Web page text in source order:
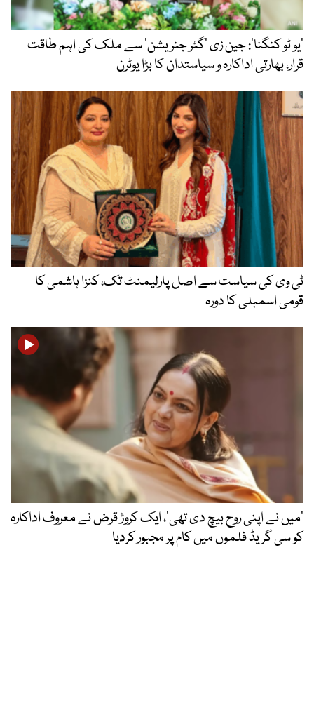
’یو ٹو کنگنا‘: جین زی ’گٹر جنریشن‘ سے ملک کی اہم طاقت
قرار، بھارتی اداکارہ و سیاستدان کا بڑا یوٹرن
ٹی وی کی سیاست سے اصل پارلیمنٹ تک، کنزا ہاشمی کا
قومی اسمبلی کا دورہ
’میں نے اپنی روح بیچ دی تھی‘، ایک کروڑ قرض نے معروف اداکارہ
کو سی گریڈ فلموں میں کام پر مجبور کردیا